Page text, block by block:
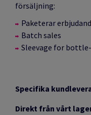
försäljning:
Paketerar
Batch sales
Sleevage for
Specifika
Direkt från vårt